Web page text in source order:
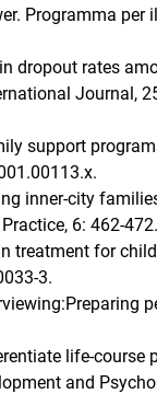
Programma
dropout rates
Journal,
support
inner-city
6: 462-
treatment for
3.
life-course
and